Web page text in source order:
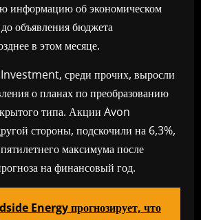
информацию об экономическом
объявления бюджета
в этом месяце.
среди прочих, выросли
о планах по преобразованию
типа. Акции Avon
стороны, подскочили на 6,3%,
максимума после
на финансовый год.
Energy прогнозирует, что